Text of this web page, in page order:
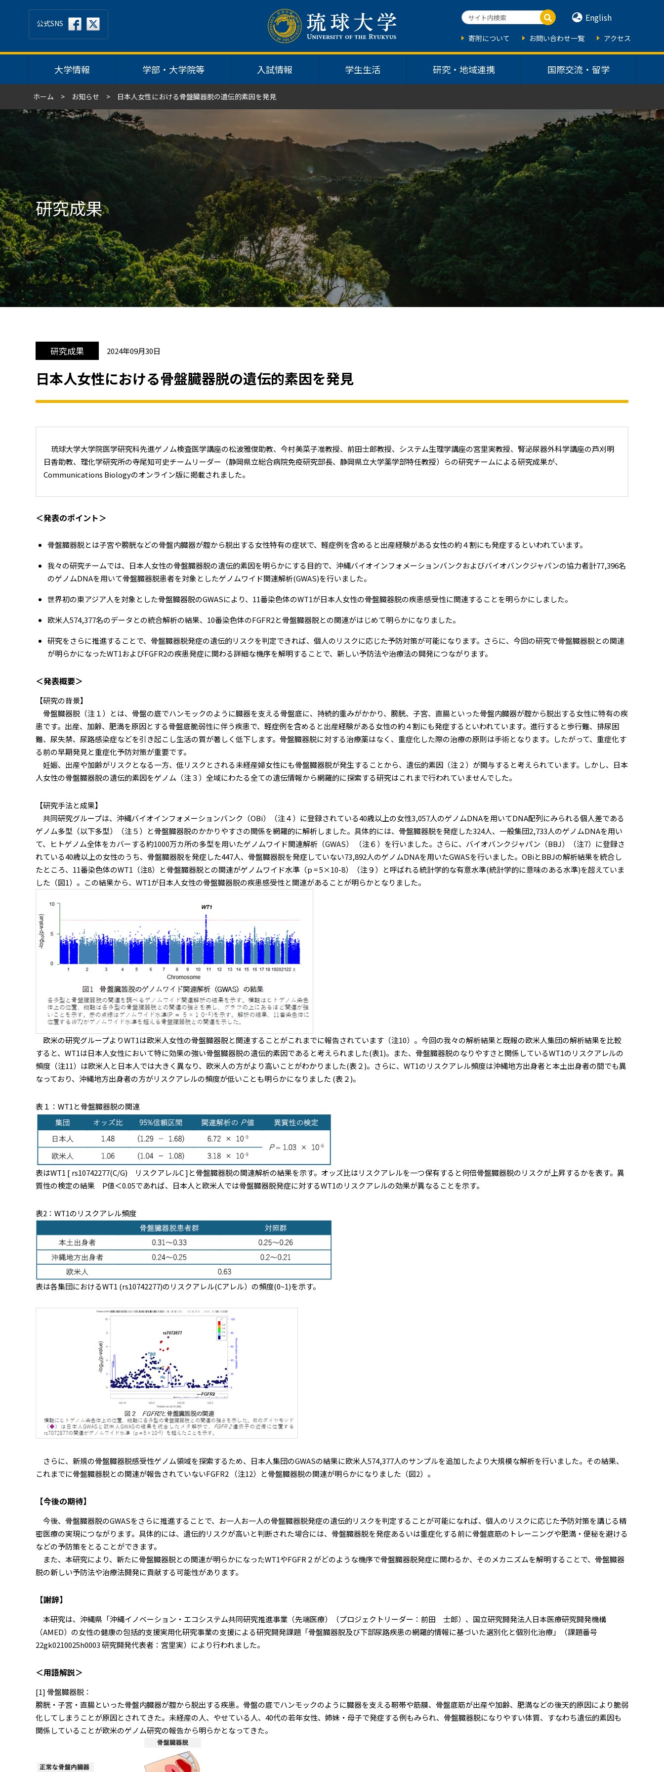
大学情報 学部・大学院等 入試情報 学生生活 研究・地域連携 国際交流・留学
公式SNS English
寄附について お問い合わせ一覧 アクセス
ホーム お知らせ 日本人女性における骨盤臓器脱の遺伝的素因を発見
研究成果
研究成果 2024年09月30日
日本人女性における骨盤臓器脱の遺伝的素因を発見
琉球大学大学院医学研究科先進ゲノム検査医学講座の松波雅俊助教、今村美菜子准教授、前田士郎教授、システム生理学講座の宮里実教授、腎泌尿器外科学講座の芦刈明
日香助教、理化学研究所の寺尾知可史チームリーダー（静岡県立総合病院免疫研究部長、静岡県立大学薬学部特任教授）らの研究チームによる研究成果が、
Communications Biologyのオンライン版に掲載されました。
＜発表のポイント＞
骨盤臓器脱とは子宮や膀胱などの骨盤内臓器が腟から脱出する女性特有の症状で、軽症例を含めると出産経験がある女性の約４割にも発症するといわれています。
我々の研究チームでは、日本人女性の骨盤臓器脱の遺伝的素因を明らかにする目的で、沖縄バイオインフォメーションバンクおよびバイオバンクジャパンの協力者計77,396名
のゲノムDNAを用いて骨盤臓器脱患者を対象としたゲノムワイド関連解析(GWAS)を行いました。
世界初の東アジア人を対象とした骨盤臓器脱のGWASにより、11番染色体のWT1が日本人女性の骨盤臓器脱の疾患感受性に関連することを明らかにしました。
欧米人574,377名のデータとの統合解析の結果、10番染色体のFGFR2と骨盤臓器脱との関連がはじめて明らかになりました。
研究をさらに推進することで、骨盤臓器脱発症の遺伝的リスクを判定できれば、個人のリスクに応じた予防対策が可能になります。さらに、今回の研究で骨盤臓器脱との関連
が明らかになったWT1およびFGFR2の疾患発症に関わる詳細な機序を解明することで、新しい予防法や治療法の開発につながります。
＜発表概要＞
【研究の背景】
骨盤臓器脱（注１）とは、骨盤の底でハンモックのように臓器を支える骨盤底に、持続的重みがかかり、膀胱、子宮、直腸といった骨盤内臓器が腟から脱出する女性に特有の疾
患です。出産、加齢、肥満を原因とする骨盤底脆弱性に伴う疾患で、軽症例を含めると出産経験がある女性の約４割にも発症するといわれています。進行すると歩行難、排尿困
難、尿失禁、尿路感染症などを引き起こし生活の質が著しく低下します。骨盤臓器脱に対する治療薬はなく、重症化した際の治療の原則は手術となります。したがって、重症化す
る前の早期発見と重症化予防対策が重要です。
妊娠、出産や加齢がリスクとなる一方、低リスクとされる未経産婦女性にも骨盤臓器脱が発生することから、遺伝的素因（注２）が関与すると考えられています。しかし、日本
人女性の骨盤臓器脱の遺伝的素因をゲノム（注３）全域にわたる全ての遺伝情報から網羅的に探索する研究はこれまで行われていませんでした。
【研究手法と成果】
共同研究グループは、沖縄バイオインフォメーションバンク（OBi）（注４）に登録されている40歳以上の女性3,057人のゲノムDNAを用いてDNA配列にみられる個人差である
ゲノム多型（以下多型）（注５）と骨盤臓器脱のかかりやすさの関係を網羅的に解析しました。具体的には、骨盤臓器脱を発症した324人、一般集団2,733人のゲノムDNAを用い
て、ヒトゲノム全体をカバーする約1000万カ所の多型を用いたゲノムワイド関連解析（GWAS） （注６）を行いました。さらに、バイオバンクジャパン（BBJ）（注7）に登録さ
れている40歳以上の女性のうち、骨盤臓器脱を発症した447人、骨盤臓器脱を発症していない73,892人のゲノムDNAを用いたGWASを行いました。OBiとBBJの解析結果を統合し
たところ、11番染色体のWT1（注8）と骨盤臓器脱との関連がゲノムワイド水準（p = 5×10-8）（注９）と呼ばれる統計学的な有意水準(統計学的に意味のある水準)を超えていま
した（図1）。この結果から、WT1が日本人女性の骨盤臓器脱の疾患感受性と関連があることが明らかとなりました。
欧米の研究グループよりWT1は欧米人女性の骨盤臓器脱と関連することがこれまでに報告されています（注10）。今回の我々の解析結果と既報の欧米人集団の解析結果を比較
すると、WT1は日本人女性において特に効果の強い骨盤臓器脱の遺伝的素因であると考えられました(表1)。また、骨盤臓器脱のなりやすさと関係しているWT1のリスクアレルの
頻度（注11）は欧米人と日本人では大きく異なり、欧米人の方がより高いことがわかりました(表２)。さらに、WT1のリスクアレル頻度は沖縄地方出身者と本土出身者の間でも異
なっており、沖縄地方出身者の方がリスクアレルの頻度が低いことも明らかになりました (表２)。
表１：WT1と骨盤臓器脱の関連
表はWT1 [ rs10742277(C/G) リスクアレルC ]と骨盤臓器脱の関連解析の結果を示す。オッズ比はリスクアレルを一つ保有すると何倍骨盤臓器脱のリスクが上昇するかを表す。異
質性の検定の結果 P値＜0.05であれば、日本人と欧米人では骨盤臓器脱発症に対するWT1のリスクアレルの効果が異なることを示す。
表2：WT1のリスクアレル頻度
表は各集団におけるWT1 (rs10742277)のリスクアレル(Cアレル）の頻度(0~1)を示す。
さらに、新規の骨盤臓器脱感受性ゲノム領域を探索するため、日本人集団のGWASの結果に欧米人574,377人のサンプルを追加したより大規模な解析を行いました。その結果、
これまでに骨盤臓器脱との関連が報告されていないFGFR2 （注12）と骨盤臓器脱の関連が明らかになりました（図2）。
【今後の期待】
今後、骨盤臓器脱のGWASをさらに推進することで、お一人お一人の骨盤臓器脱発症の遺伝的リスクを判定することが可能になれば、個人のリスクに応じた予防対策を講じる精
密医療の実現につながります。具体的には、遺伝的リスクが高いと判断された場合には、骨盤臓器脱を発症あるいは重症化する前に骨盤底筋のトレーニングや肥満・便秘を避ける
などの予防策をとることができます。
また、本研究により、新たに骨盤臓器脱との関連が明らかになったWT1やFGFR２がどのような機序で骨盤臓器脱発症に関わるか、そのメカニズムを解明することで、骨盤臓器
脱の新しい予防法や治療法開発に貢献する可能性があります。
【謝辞】
本研究は、沖縄県「沖縄イノベーション・エコシステム共同研究推進事業（先端医療）（プロジェクトリーダー：前田 士郎）、国立研究開発法人日本医療研究開発機構
（AMED）の女性の健康の包括的支援実用化研究事業の支援による研究開発課題「骨盤臓器脱及び下部尿路疾患の網羅的情報に基づいた選別化と個別化治療」（課題番号
22gk0210025h0003 研究開発代表者：宮里実）により行われました。
＜用語解説＞
[1] 骨盤臓器脱：
膀胱・子宮・直腸といった骨盤内臓器が腟から脱出する疾患。骨盤の底でハンモックのように臓器を支える靭帯や筋膜、骨盤底筋が出産や加齢、肥満などの後天的原因により脆弱
化してしまうことが原因とされてきた。未経産の人、やせている人、40代の若年女性、姉妹・母子で発症する例もみられ、骨盤臓器脱になりやすい体質、すなわち遺伝的素因も
関係していることが欧米のゲノム研究の報告から明らかとなってきた。